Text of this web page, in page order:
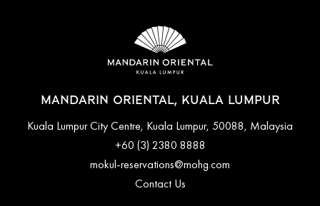
MANDARIN ORIENTAL, KUALA LUMPUR
Kuala Lumpur City Centre, Kuala Lumpur, 50088, Malaysia
+60 (3) 2380 8888
mokul-reservations@mohg.com
Contact Us